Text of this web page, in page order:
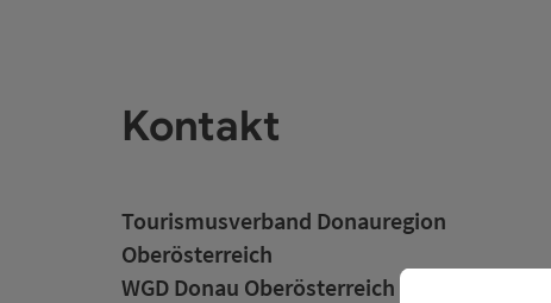
Kontakt
Tourismusverband Donauregion
Oberösterreich
WGD Donau Oberösterreich Tourismus